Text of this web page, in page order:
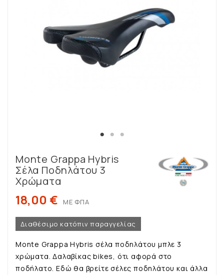
Monte Grappa Hybris
Σέλα Ποδηλάτου 3
Χρώματα
18,00 € ΜΕ ΦΠΑ
Διαθέσιμο κατόπιν παραγγελίας
Monte Grappa Hybris σέλα ποδηλάτου μπλε 3
χρώματα. Δαλαβίκας bikes, ότι αφορά στο
ποδήλατο. Εδώ θα βρείτε σέλες ποδηλάτου και άλλα